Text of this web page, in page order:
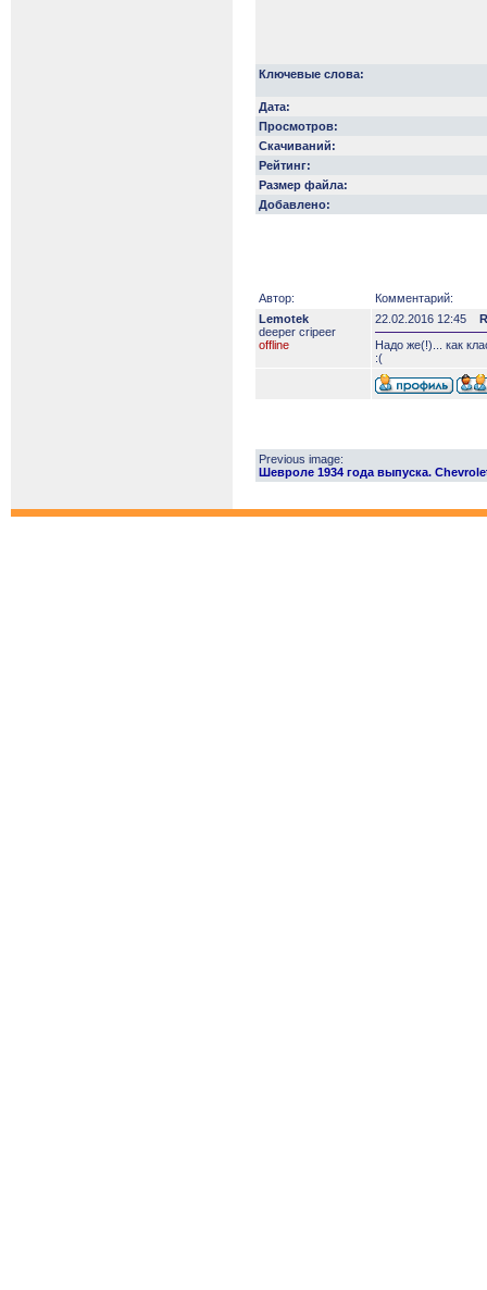
Ключевые слова:
Дата:
Просмотров:
Скачиваний:
Рейтинг:
Размер файла:
Добавлено:
Автор:
Комментарий:
Lemotek
deeper сripeer
offline
22.02.2016 12:45
Надо же(!)... как
:(
Previous image:
Шевроле 1934 года выпуска.